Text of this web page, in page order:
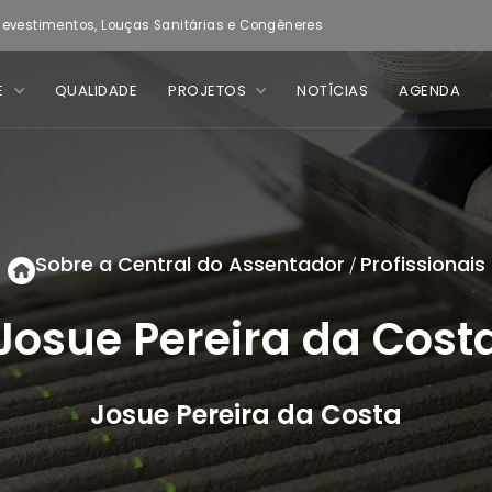
Louças Sanitárias e Congêneres
QUALIDADE PROJETOS NOTÍCIAS AGENDA
Sobre a Central do Assentador / Profissionais
Pereira da
Josue Pereira da Costa